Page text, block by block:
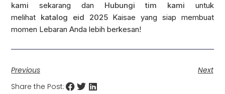
kami sekarang dan Hubungi tim kami untuk
melihat katalog eid 2025Kaisae yang siap membuat
momen Lebaran Anda lebih berkesan!
Previous
Next
Share the Post: